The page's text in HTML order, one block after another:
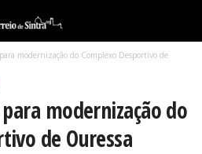
modernização do Complexo Desportivo de
modernização do
de Ouressa